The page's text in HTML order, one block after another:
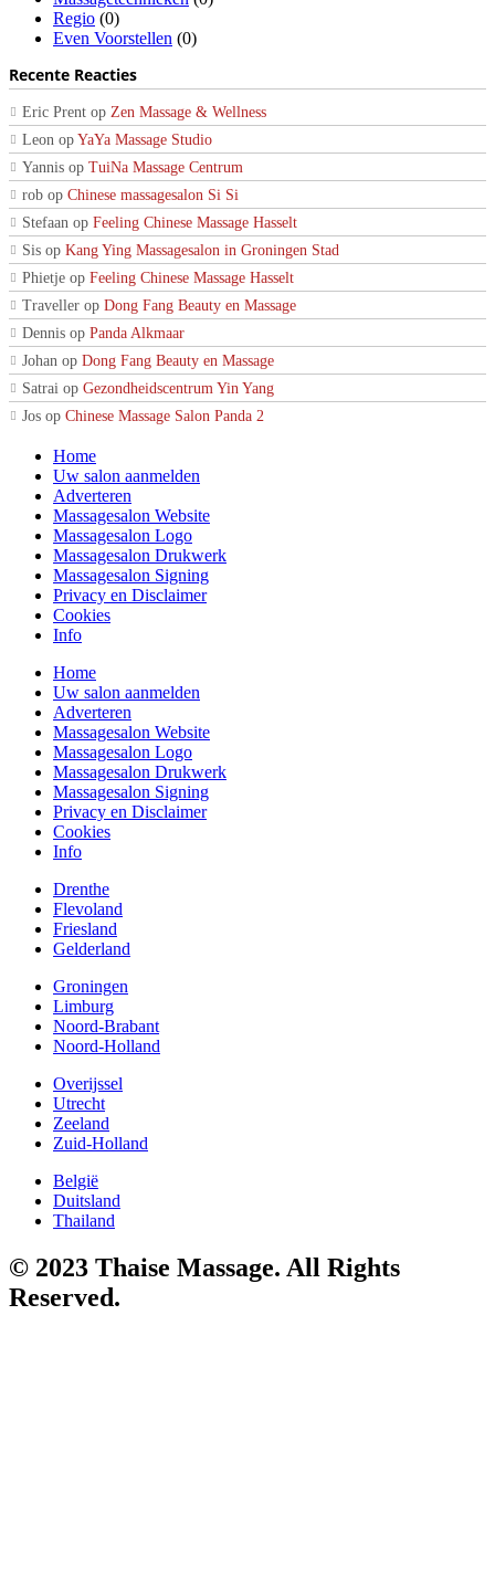
Regio (0)
Even Voorstellen (0)
Recente Reacties
Eric Prent op Zen Massage & Wellness
Leon op YaYa Massage Studio
Yannis op TuiNa Massage Centrum
rob op Chinese massagesalon Si Si
Stefaan op Feeling Chinese Massage Hasselt
Sis op Kang Ying Massagesalon in Groningen Stad
Phietje op Feeling Chinese Massage Hasselt
Traveller op Dong Fang Beauty en Massage
Dennis op Panda Alkmaar
Johan op Dong Fang Beauty en Massage
Satrai op Gezondheidscentrum Yin Yang
Jos op Chinese Massage Salon Panda 2
Home
Uw salon aanmelden
Adverteren
Massagesalon Website
Massagesalon Logo
Massagesalon Drukwerk
Massagesalon Signing
Privacy en Disclaimer
Cookies
Info
Home
Uw salon aanmelden
Adverteren
Massagesalon Website
Massagesalon Logo
Massagesalon Drukwerk
Massagesalon Signing
Privacy en Disclaimer
Cookies
Info
Drenthe
Flevoland
Friesland
Gelderland
Groningen
Limburg
Noord-Brabant
Noord-Holland
Overijssel
Utrecht
Zeeland
Zuid-Holland
België
Duitsland
Thailand
© 2023 Thaise Massage. All Rights
Reserved.